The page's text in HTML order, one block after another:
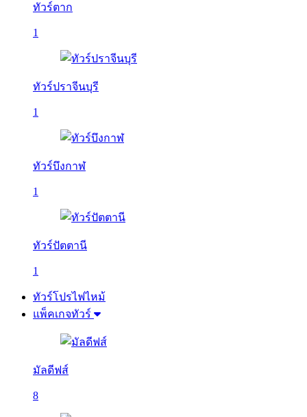
ทัวร์ตาก
1
ทัวร์ปราจีนบุรี
1
ทัวร์บึงกาฬ
1
ทัวร์ปัตตานี
1
ทัวร์โปรไฟไหม้
แพ็คเกจทัวร์
มัลดีฟส์
8